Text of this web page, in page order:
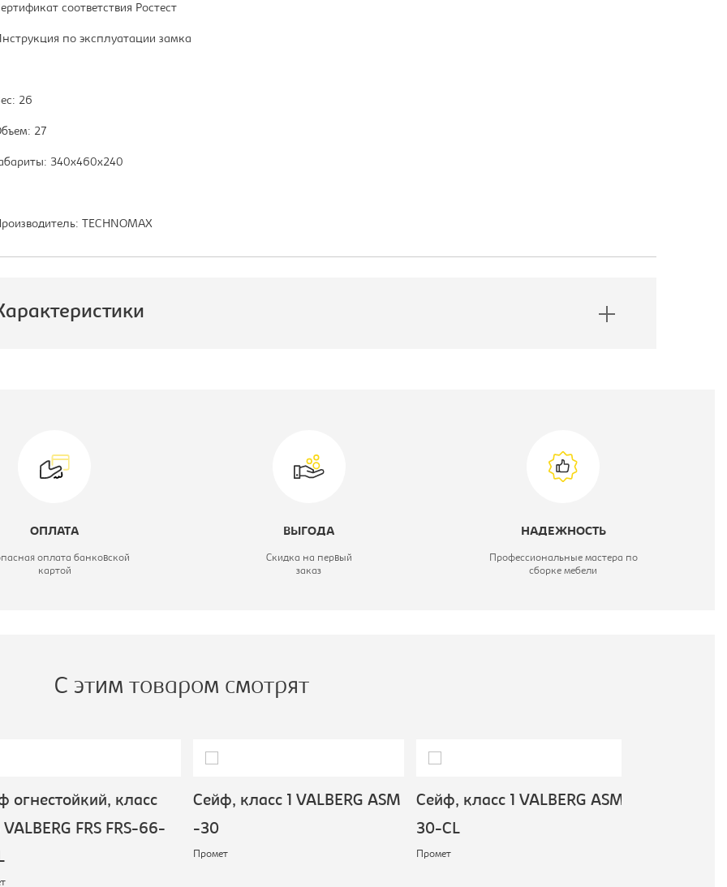
соответствия Ростест
по эксплуатации замка
26
27
340x460x240
TECHNOMAX
Серия сейфа:
ОПЛАТА
оплата банковской
картой
ВЫГОДА
Скидка на первый
заказ
НАДЕЖНОСТЬ
Профессиональные мастера по
сборке мебели
С этим товаром смотрят
огнестойкий, класс
FRS FRS-66-
Сейф, класс 1 VALBERG ASM
-30
Промет
Сейф, класс 1 VALBERG ASM
30-CL
Промет